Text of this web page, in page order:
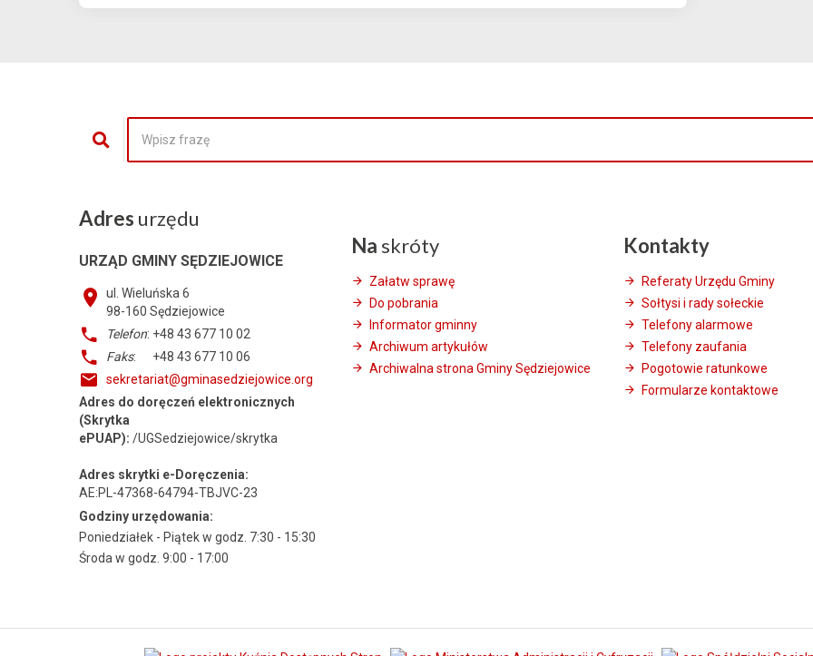
Adres urzędu
URZĄD GMINY SĘDZIEJOWICE
ul. Wieluńska 6
98-160 Sędziejowice
Telefon: +48 43 677 10 02
Faks: +48 43 677 10 06
sekretariat@gminasedziejowice.org
Adres do doręczeń elektronicznych
(Skrytka
ePUAP): /UGSedziejowice/skrytka
Adres skrytki e-Doręczenia:
AE:PL-47368-64794-TBJVC-23
Godziny urzędowania:
Poniedziałek - Piątek w godz. 7:30 - 15:30
Środa w godz. 9:00 - 17:00
Na skróty
Załatw sprawę
Do pobrania
Informator gminny
Archiwum artykułów
Archiwalna strona Gminy Sędziejowice
Kontakty
Referaty Urzędu Gminy
Sołtysi i rady sołeckie
Telefony alarmowe
Telefony zaufania
Pogotowie ratunkowe
Formularze kontaktowe